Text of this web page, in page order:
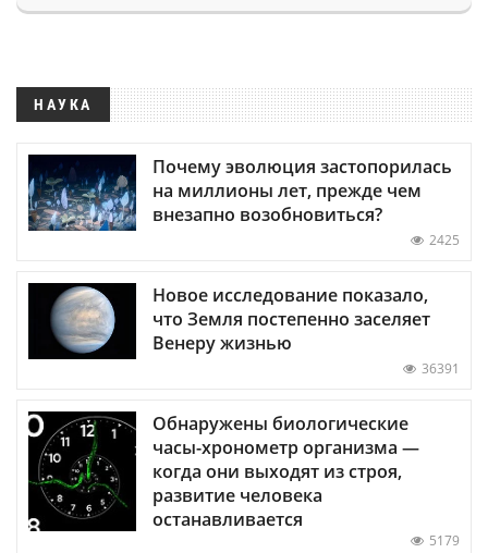
НАУКА
Почему эволюция застопорилась
на миллионы лет, прежде чем
внезапно возобновиться?
2425
Новое исследование показало,
что Земля постепенно заселяет
Венеру жизнью
36391
Обнаружены биологические
часы-хронометр организма —
когда они выходят из строя,
развитие человека
останавливается
5179